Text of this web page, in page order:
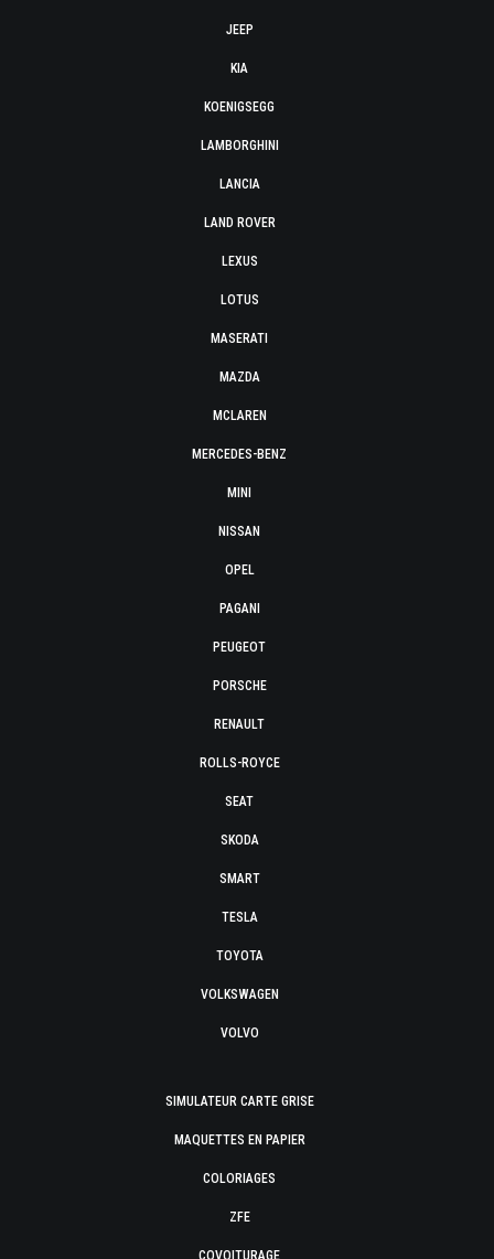
JEEP
KIA
KOENIGSEGG
LAMBORGHINI
LANCIA
LAND ROVER
LEXUS
LOTUS
MASERATI
MAZDA
MCLAREN
MERCEDES-BENZ
MINI
NISSAN
OPEL
PAGANI
PEUGEOT
PORSCHE
RENAULT
ROLLS-ROYCE
SEAT
SKODA
SMART
TESLA
TOYOTA
VOLKSWAGEN
VOLVO
SIMULATEUR CARTE GRISE
MAQUETTES EN PAPIER
COLORIAGES
ZFE
COVOITURAGE